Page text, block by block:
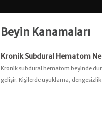
Beyin Kanamaları
Kronik Subdural Hematom
Kronik subdural hematom beyinde
gelişir. Kişilerde uyuklama,